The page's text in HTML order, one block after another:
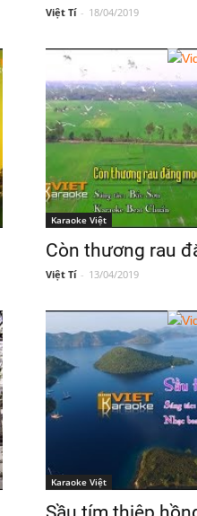
Việt Tí - 18/04/2019
Karaoke Việt
Còn thương rau
Việt Tí - 13/04/2019
Karaoke Việt